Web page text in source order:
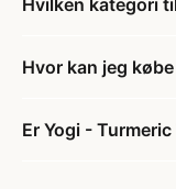
Hvilken kategori
Hvor kan jeg
Er Yogi -